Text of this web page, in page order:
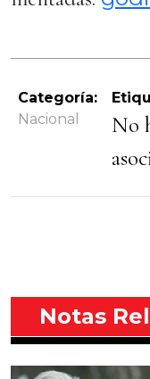
Categoría:
Nacional
No
Notas